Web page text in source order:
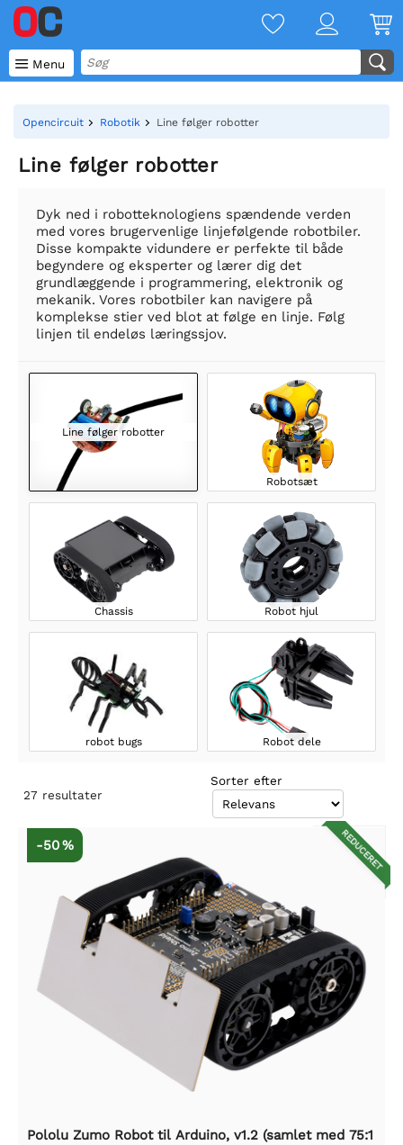
 Menu
Opencircuit Robotik Line følger robotter
Line følger robotter
Dyk ned i robotteknologiens spændende verden
med vores brugervenlige linjefølgende robotbiler.
Disse kompakte vidundere er perfekte til både
begyndere og eksperter og lærer dig det
grundlæggende i programmering, elektronik og
mekanik. Vores robotbiler kan navigere på
komplekse stier ved blot at følge en linje. Følg
linjen til endeløs læringssjov.
Line følger robotter
Robotsæt
Chassis Robot hjul
robot bugs Robot dele
27 resultater
Sorter efter
REDUCERET
-50 %
Pololu Zumo Robot til Arduino, v1.2 (samlet med 75:1